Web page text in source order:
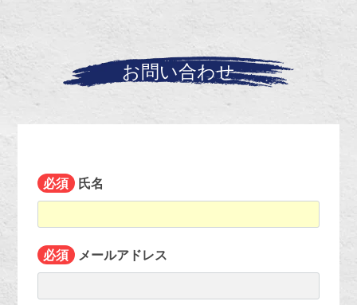
お問い合わせ
必須 氏名
必須 メールアドレス